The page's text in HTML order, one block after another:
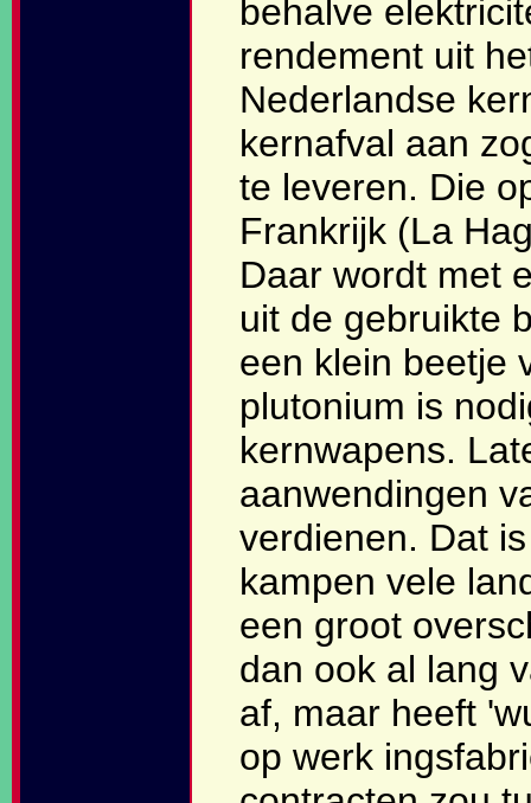
behalve
rendement uit
Nederlandse
kernafval aan
te leveren. Die
Frankrijk (La
Daar wordt met
uit de gebruikte
een klein beetje
plutonium is
kernwapens.
aanwendingen
verdienen. Dat
kampen vele
een groot
dan ook al lang
af, maar heeft
op werk